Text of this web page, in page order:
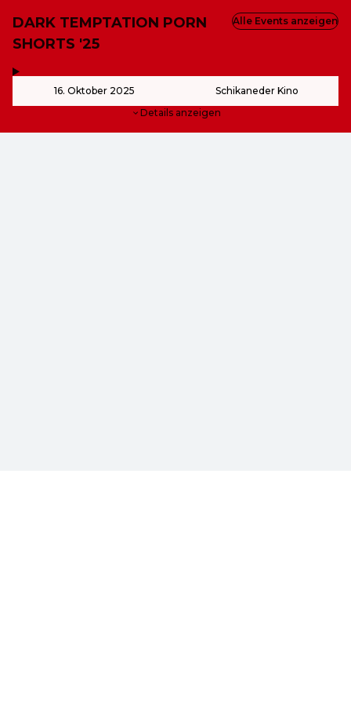
DARK TEMPTATION PORN
SHORTS '25
16. Oktober 2025 Schikaneder Kino
Details anzeigen
Alle Events anzeigen